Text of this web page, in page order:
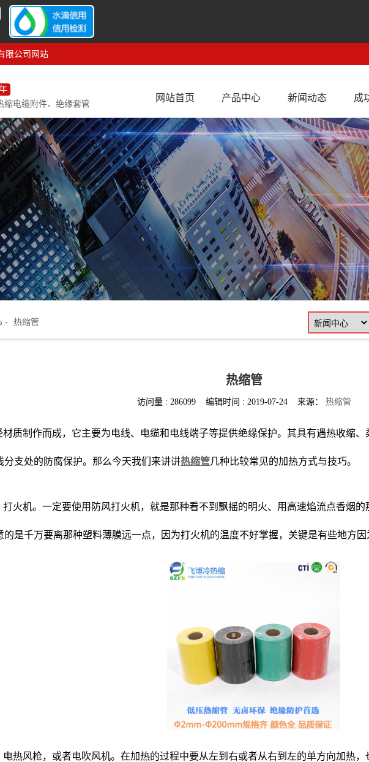
限公司网站
缩电缆附件、绝缘套管
网站首页 产品中心 新闻动态 成
- 热缩管
热缩管
访问量 : 286099 编辑时间 : 2019-07-24 来源： 热缩管
材质制作而成，它主要为电线、电缆和电线端子等提供绝缘保护。其具有遇热收缩
支处的防腐保护。那么今天我们来讲讲热缩管几种比较常见的加热方式与技巧。
打火机。一定要使用防风打火机，就是那种看不到飘摇的明火、用高速焰流点香烟
是千万要离那种塑料薄膜远一点，因为打火机的温度不好掌握，关键是有些地方因
电热风枪，或者电吹风机。在加热的过程中要从左到右或者从右到左的单方向加热